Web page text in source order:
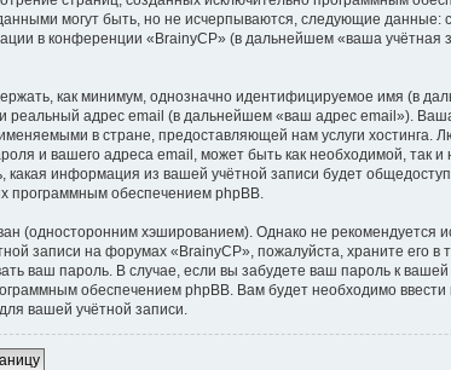
могут быть, но не исчерпываются, следующие
в конференции «BrainyCP» (в дальнейшем «ваша
как минимум, однозначно идентифицируемое имя (в
реальный адрес email (в дальнейшем «ваш адрес email»).
в стране, предоставляющей нам услуги
и вашего адреса email, может быть как необходимой,
какая информация из вашей учётной записи будет
программным обеспечением phpBB.
(односторонним хэшированием). Однако не рекомендуется
записи на форумах «BrainyCP», пожалуйста, храните его
ваш пароль. В случае, если вы забудете ваш пароль к
обеспечением phpBB. Вам будет необходимо
вашей учётной записи.